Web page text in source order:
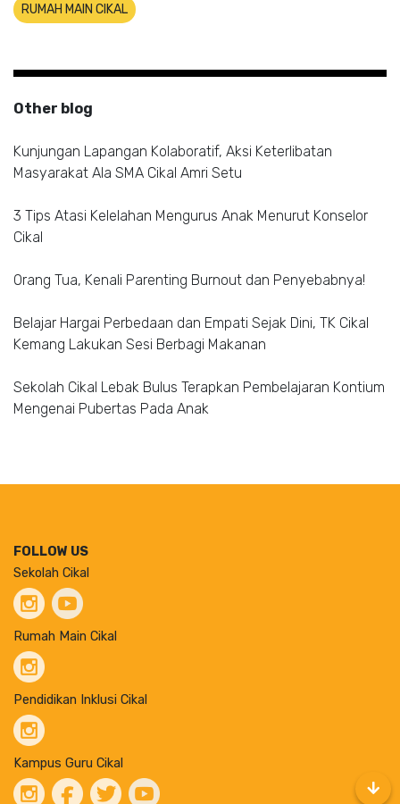
RUMAH MAIN CIKAL
Other blog
Kunjungan Lapangan Kolaboratif, Aksi Keterlibatan
Masyarakat Ala SMA Cikal Amri Setu
3 Tips Atasi Kelelahan Mengurus Anak Menurut Konselor
Cikal
Orang Tua, Kenali Parenting Burnout dan Penyebabnya!
Belajar Hargai Perbedaan dan Empati Sejak Dini, TK Cikal
Kemang Lakukan Sesi Berbagi Makanan
Sekolah Cikal Lebak Bulus Terapkan Pembelajaran Kontium
Mengenai Pubertas Pada Anak
FOLLOW US
Sekolah Cikal
Rumah Main Cikal
Pendidikan Inklusi Cikal
Kampus Guru Cikal